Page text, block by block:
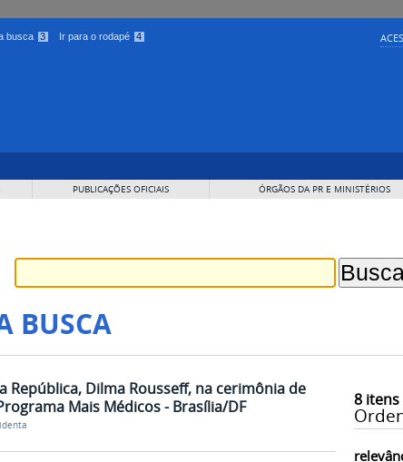
busca 3 Ir para o rodapé 4
PUBLICAÇÕES OFICIAIS ÓRGÃOS DA PR E MINISTÉRIOS
BUSCA
8itens
República, Dilma Rousseff, na cerimônia de
Mais Médicos - Brasília/DF